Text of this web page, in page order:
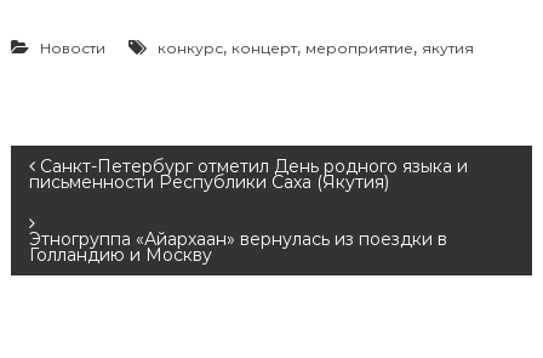
Новости конкурс, концерт, мероприятие, якутия
Н
а
в
Санкт-Петербург отметил День родного языка и
письменности Республики Саха (Якутия)
Этногруппа «Айархаан» вернулась из поездки в
Голландию и Москву